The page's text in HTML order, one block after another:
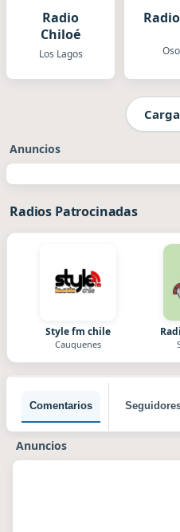
Radio
Chiloé
Los Lagos
Anuncios
Radios Patrocinadas
Style fm chile
Cauquenes
Comentarios
Anuncios